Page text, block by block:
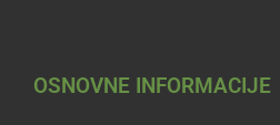
OSNOVNE INFORMACIJE